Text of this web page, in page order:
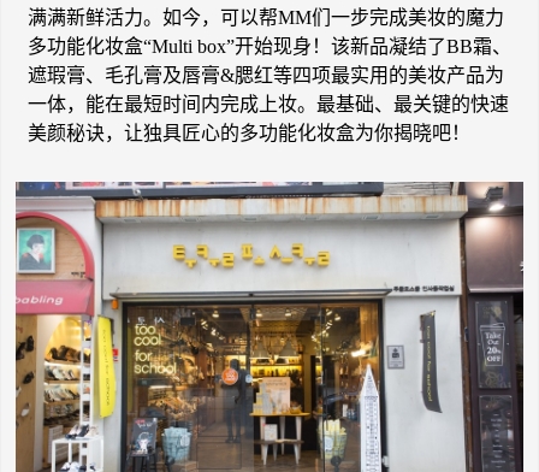
满满新鲜活力。如今，可以帮MM们一步完成美妆的魔力
多功能化妆盒“Multi box”开始现身 ！该新品凝结了BB霜、
遮瑕膏、毛孔膏及唇膏&腮红等四项最实用的美妆产品为
一体，能在最短时间内完成上妆。最基础、最关键的快速
美颜秘诀，让独具匠心的多功能化妆盒为你揭晓吧！